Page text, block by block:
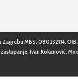
MBS: 080232114,
Ivan Kokanović,